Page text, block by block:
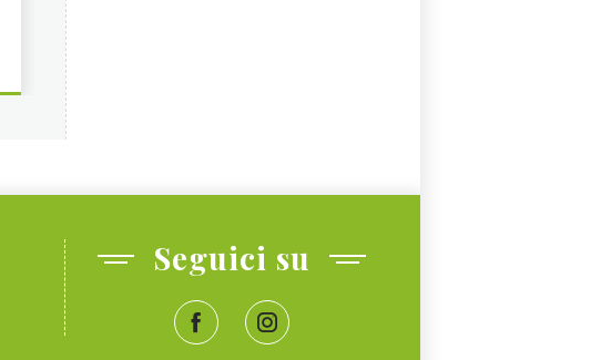
Seguici su